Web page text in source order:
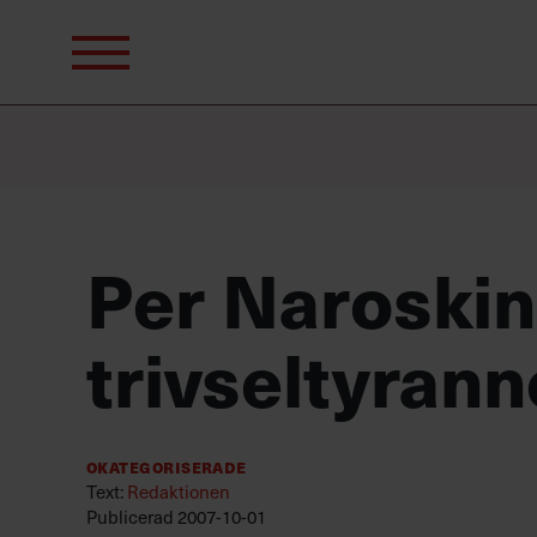
efter:
Per
Okategoriserade
Text: Redaktionen
Publicerad 2007-10-01